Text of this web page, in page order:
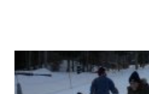
ketidaktahuan 13 November 2009